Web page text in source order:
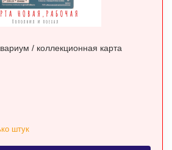
/ коллекционная карта
штук